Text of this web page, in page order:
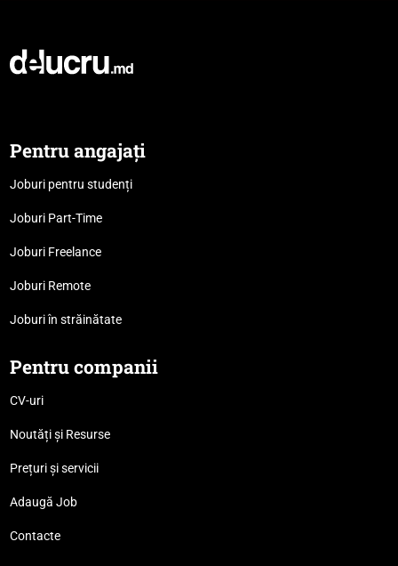
Pentru angajați
Joburi pentru studenți
Joburi Part-Time
Joburi Freelance
Joburi Remote
Joburi în străinătate
Pentru companii
CV-uri
Noutăți și Resurse
Prețuri și servicii
Adaugă Job
Contacte